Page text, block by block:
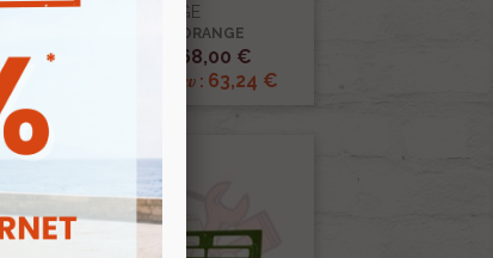
ORANGE
Ref :004042ORANGE
68,00 €
Renov 2cv : 63,24 €
Aperçu rapide